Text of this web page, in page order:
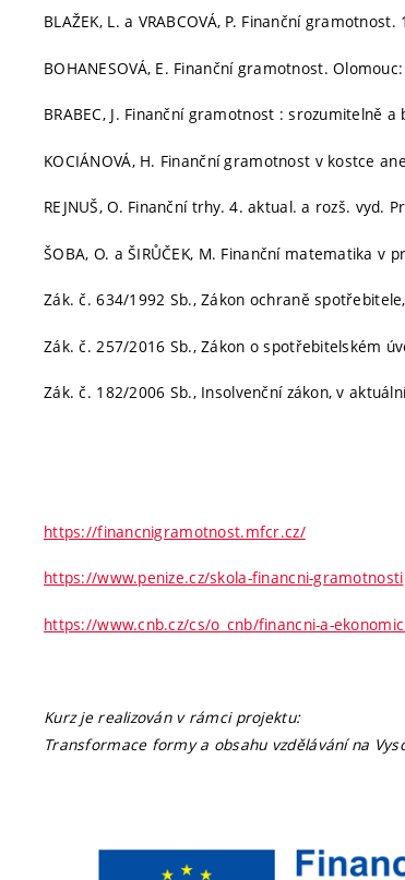
BLAŽEK, L. a VRABCOVÁ, P. Finanční
BOHANESOVÁ, E. Finanční gramotnost.
BRABEC, J. Finanční gramotnost : srozumitelně
KOCIÁNOVÁ, H. Finanční gramotnost v kostce
REJNUŠ, O. Finanční trhy. 4. aktual. a rozš. vyd.
ŠOBA, O. a ŠIRŮČEK, M. Finanční matematika v
Zák. č. 634/1992 Sb., Zákon ochraně
Zák. č. 257/2016 Sb., Zákon o spotřebitelském
Zák. č. 182/2006 Sb., Insolvenční zákon, v
https://financnigramotnost.mfcr.cz/
https://www.penize.cz/skola-financni-gramotnosti
https://www.cnb.cz/cs/o_cnb/financni-a-
Kurz je realizován v rámci projektu:
Transformace formy a obsahu vzdělávání na